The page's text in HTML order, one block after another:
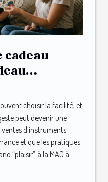
les
choisir la facilité, et
peut devenir une
d’instruments
et que les pratiques
“plaisir” à la MAO à